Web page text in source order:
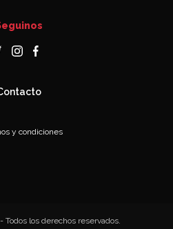
y condiciones
los derechos reservados.